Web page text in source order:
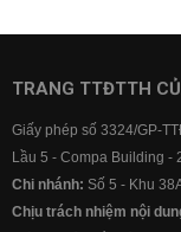
TRANG TTĐTTH
Giấy phép số 3324/GP-
Lầu 5 - Compa Building -
Chi nhánh: Số 5 - Khu
Chịu trách nhiệm nội